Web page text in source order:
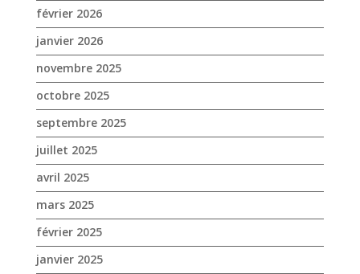
février 2026
janvier 2026
novembre 2025
octobre 2025
septembre 2025
juillet 2025
avril 2025
mars 2025
février 2025
janvier 2025